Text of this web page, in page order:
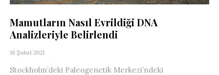
Mamutların Nasıl Evrildiği DNA
Analizleriyle Belirlendi
18 Şubat 2021
Stockholm’deki Paleogenetik Merkezi’ndeki